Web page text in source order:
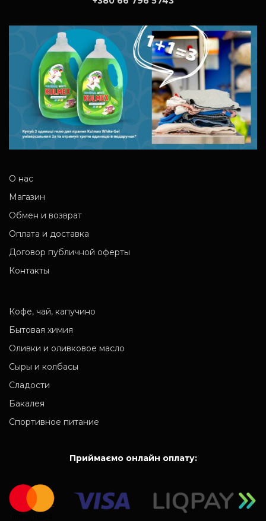
О нас
Магазин
Обмен и возврат
Оплата и доставка
Договор публичной оферты
Контакты
Кофе, чай, капучино
Бытовая химия
Оливки и оливковое масло
Сыры и колбасы
Сладости
Бакалея
Спортивное питание
Приймаємо онлайн оплату: